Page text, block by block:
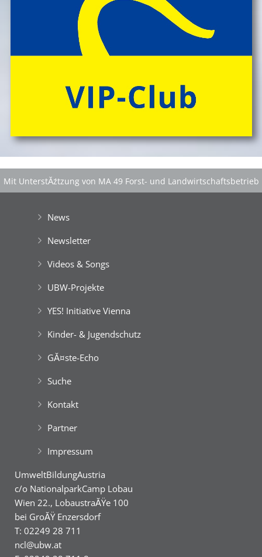
Mit UnterstĂźtzung von MA 49 Forst- und Landwirtschaftsbetrieb
News
Newsletter
Videos & Songs
UBW-Projekte
YES! Initiative Vienna
Kinder- & Jugendschutz
GĂ¤ste-Echo
Suche
Kontakt
Partner
Impressum
UmweltBildungAustria
c/o NationalparkCamp Lobau
Wien 22., LobaustraĂŸe 100
bei GroĂŸ Enzersdorf
T: 02249 28 711
ncl@ubw.at